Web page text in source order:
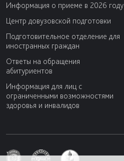
Информация о приеме в 2026 году
Центр довузовской подготовки
Подготовительное отделение для
иностранных граждан
Ответы на обращения
абитуриентов
Информация для лиц с
ограниченными возможностями
здоровья и инвалидов